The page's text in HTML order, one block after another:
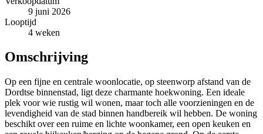
9 juni 2026
Looptijd
4 weken
Omschrijving
Op een fijne en centrale woonlocatie, op steenworp afstand van de
Dordtse binnenstad, ligt deze charmante hoekwoning. Een ideale
plek voor wie rustig wil wonen, maar toch alle voorzieningen en de
levendigheid van de stad binnen handbereik wil hebben. De woning
beschikt over een ruime en lichte woonkamer, een open keuken en